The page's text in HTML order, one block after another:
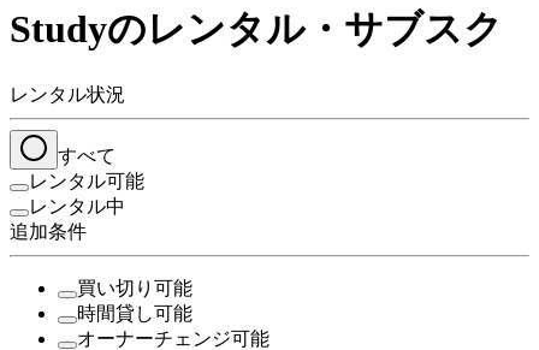
Studyのレンタル・サブスク
レンタル状況
すべて
レンタル可能
レンタル中
追加条件
買い切り可能
時間貸し可能
オーナーチェンジ可能